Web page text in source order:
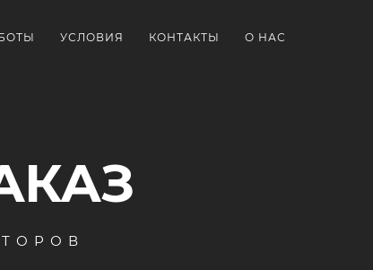
УСЛОВИЯ КОНТАКТЫ О НАС